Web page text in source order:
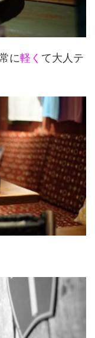
に軽く て大人テ